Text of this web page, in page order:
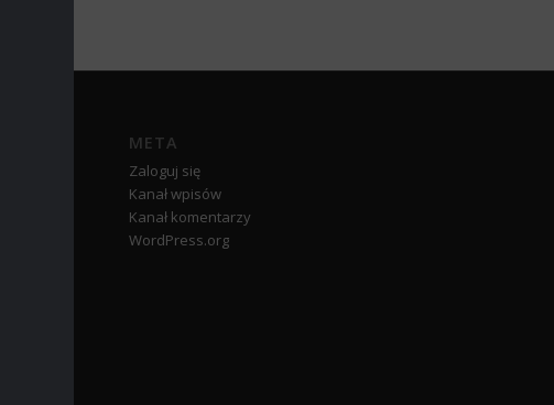
META
Zaloguj się
Kanał wpisów
Kanał komentarzy
WordPress.org